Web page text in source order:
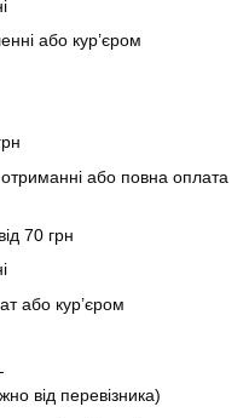
або кур’єром
або повна оплата
70 грн
або кур’єром
від перевізника)